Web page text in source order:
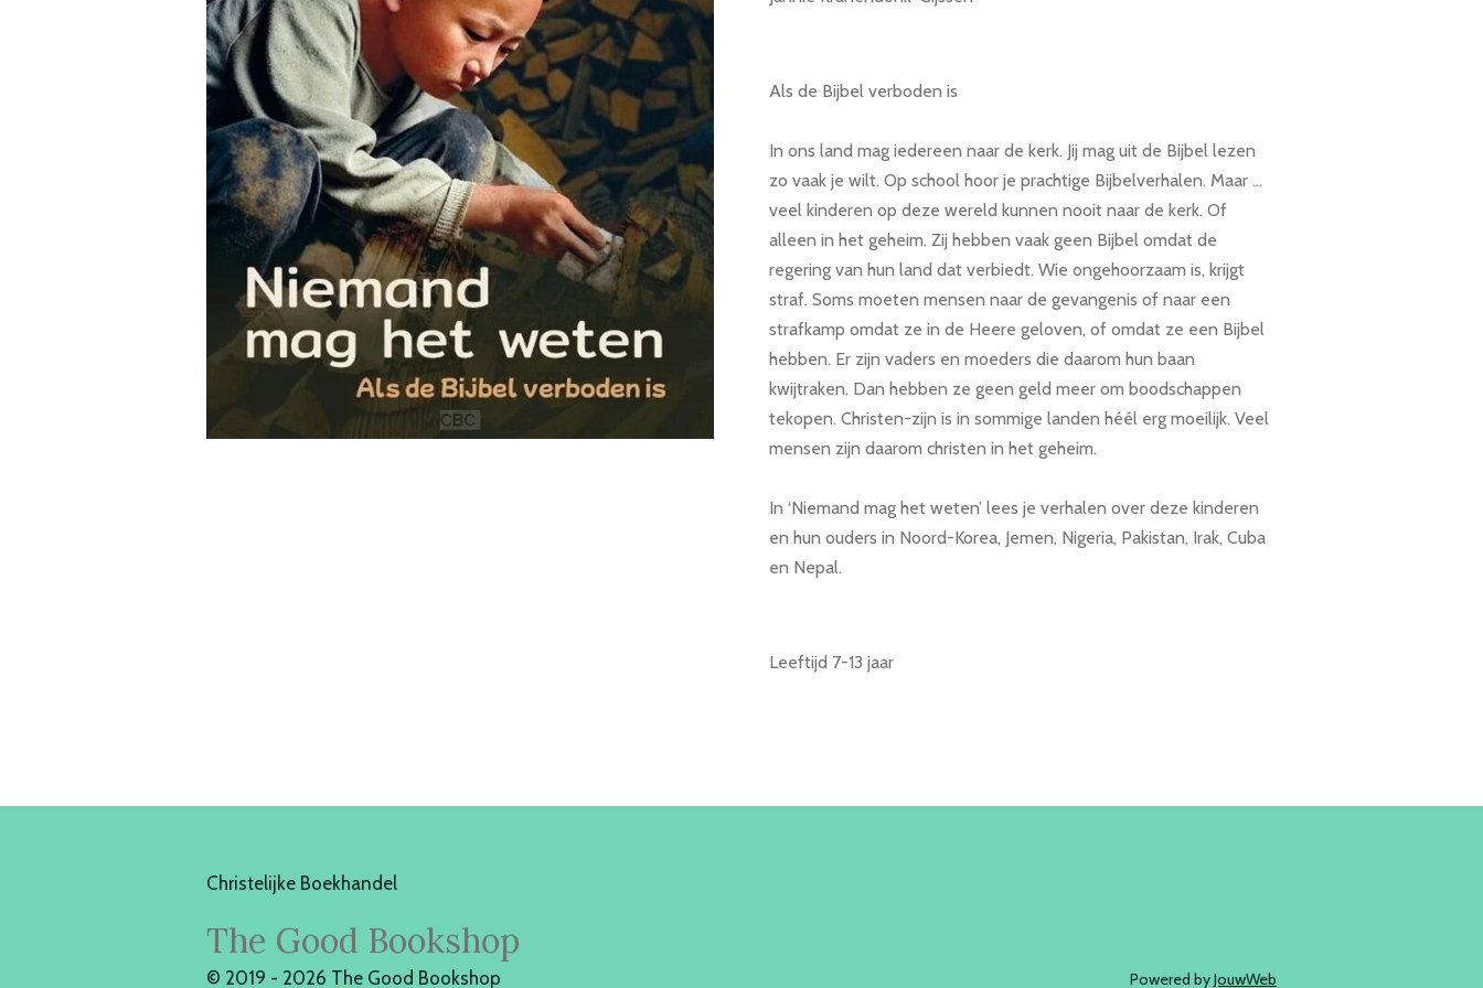
Als de Bijbel verboden is
In ons land mag iedereen naar de kerk. Jij mag uit de Bijbel lezen
zo vaak je wilt. Op school hoor je prachtige Bijbelverhalen. Maar …
veel kinderen op deze wereld kunnen nooit naar de kerk. Of
alleen in het geheim. Zij hebben vaak geen Bijbel omdat de
regering van hun land dat verbiedt. Wie ongehoorzaam is, krijgt
straf. Soms moeten mensen naar de gevangenis of naar een
strafkamp omdat ze in de Heere geloven, of omdat ze een Bijbel
hebben. Er zijn vaders en moeders die daarom hun baan
kwijtraken. Dan hebben ze geen geld meer om boodschappen
tekopen. Christen-zijn is in sommige landen héél erg moeilijk. Veel
mensen zijn daarom christen in het geheim.
In ‘Niemand mag het weten’ lees je verhalen over deze kinderen
en hun ouders in Noord-Korea, Jemen, Nigeria, Pakistan, Irak, Cuba
en Nepal.
Leeftijd 7-13 jaar
Christelijke Boekhandel
The Good Bookshop
© 2019 - 2026 The Good Bookshop Powered byJouwWeb